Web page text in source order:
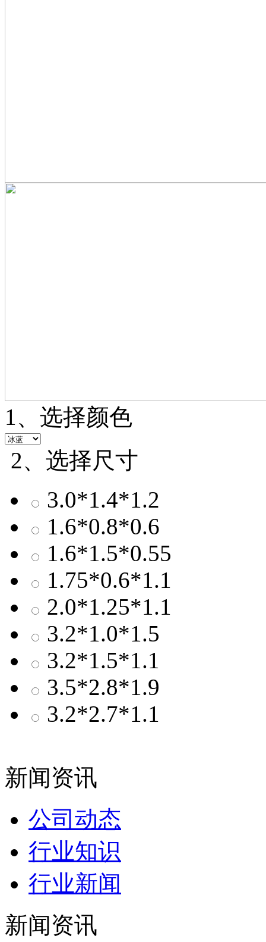
1、选择颜色
2、选择尺寸
3.0*1.4*1.2
1.6*0.8*0.6
1.6*1.5*0.55
1.75*0.6*1.1
2.0*1.25*1.1
3.2*1.0*1.5
3.2*1.5*1.1
3.5*2.8*1.9
3.2*2.7*1.1
新闻资讯
公司动态
行业知识
行业新闻
新闻资讯